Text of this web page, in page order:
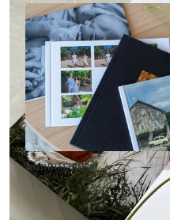
Минимализм
• Без декора
• Выбор цвета фона